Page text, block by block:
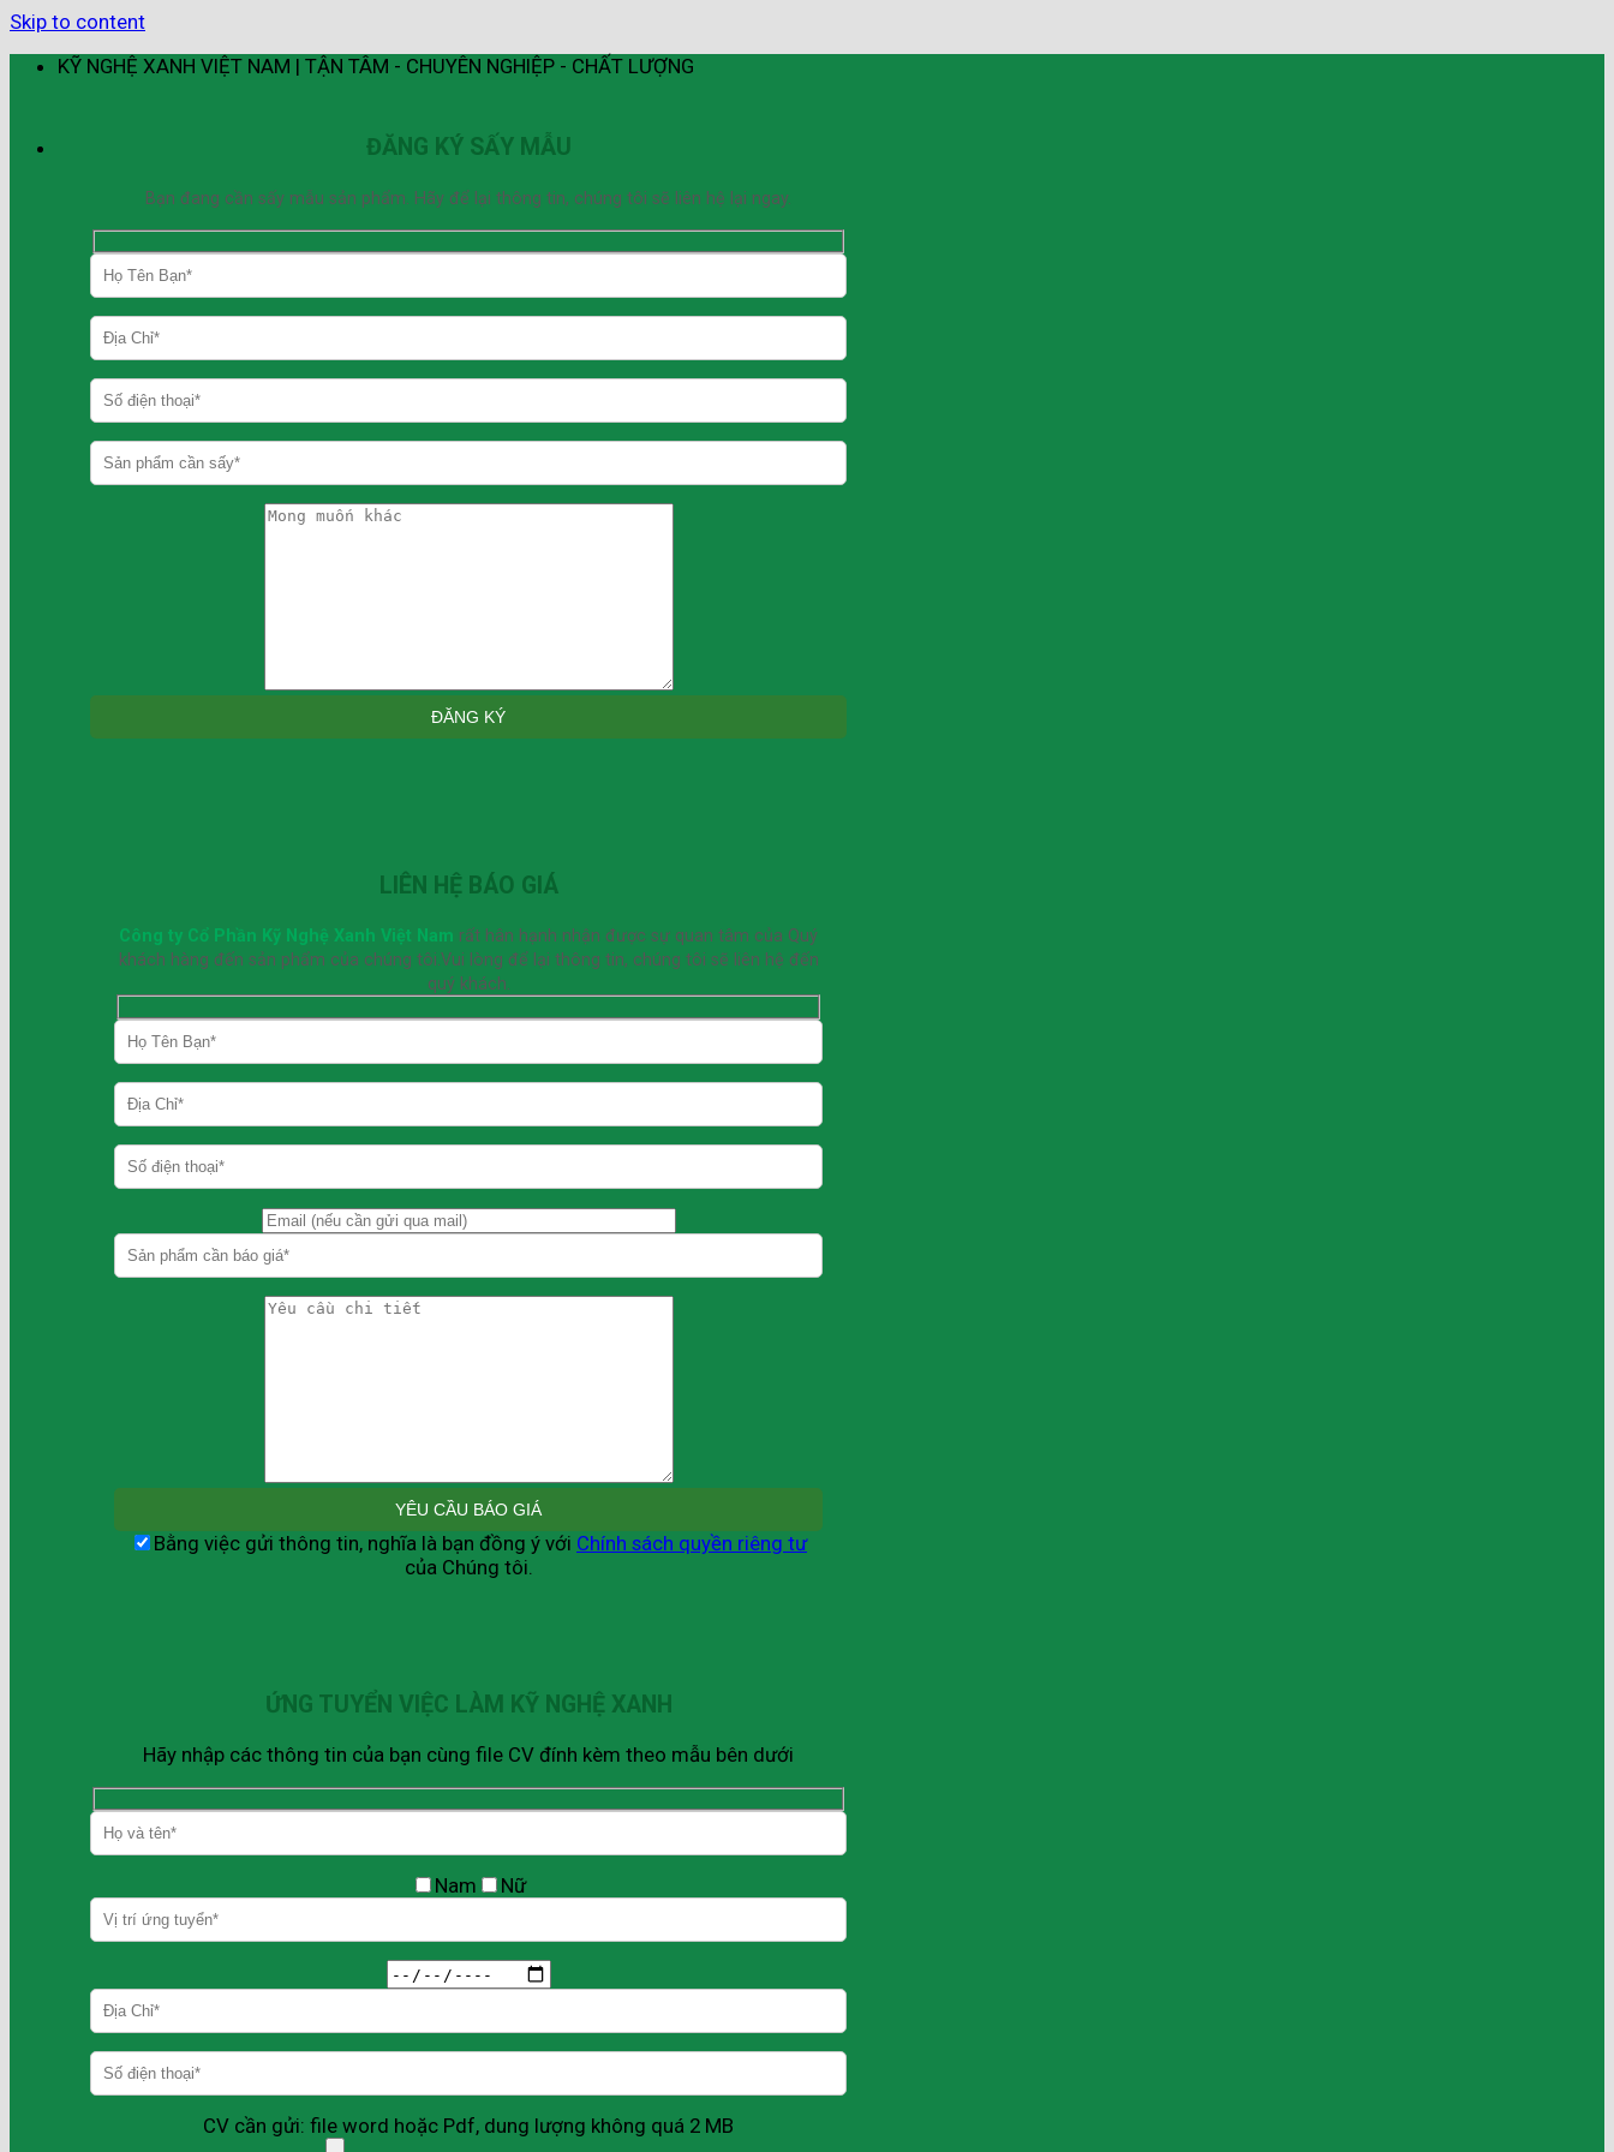
Skip to content
KỸ NGHỆ XANH VIỆT NAM | TẬN TÂM - CHUYÊN NGHIỆP - CHẤT LƯỢNG
ĐĂNG KÝ SẤY MẪU
Bạn đang cần sấy mẫu sản phẩm. Hãy để lại thông tin, chúng tôi sẽ liên hệ lại ngay.
LIÊN HỆ BÁO GIÁ
Công ty Cổ Phần Kỹ Nghệ Xanh Việt Nam rất hân hạnh nhận được sự quan tâm của Quý
khách hàng đến sản phẩm của chúng tôi.Vui lòng để lại thông tin, chúng tôi sẽ liên hệ đến
quý khách.
Bằng việc gửi thông tin, nghĩa là bạn đồng ý với Chính sách quyền riêng tư
của Chúng tôi.
ỨNG TUYỂN VIỆC LÀM KỸ NGHỆ XANH
Hãy nhập các thông tin của bạn cùng file CV đính kèm theo mẫu bên dưới
Nam Nữ
CV cần gửi: file word hoặc Pdf, dung lượng không quá 2 MB